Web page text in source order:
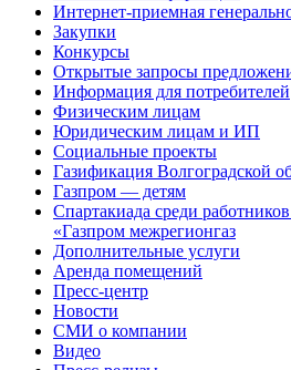
Интернет-приемная
Закупки
Конкурсы
Открытые запросы
Информация для потребителей
Физическим лицам
Юридическим лицам и ИП
Социальные проекты
Газификация Волгоградской
Газпром — детям
Спартакиада среди
«Газпром межрегионгаз
Дополнительные услуги
Аренда помещений
Пресс-центр
Новости
СМИ о компании
Видео